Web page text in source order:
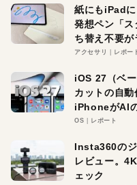
紙にもiPad
発想ペン「
ち替え不要が
アクセサリ レポー
iOS 27（ベ
カットの自動
iPhoneがAI
OS レポート
Insta360の
レビュー。
ェック